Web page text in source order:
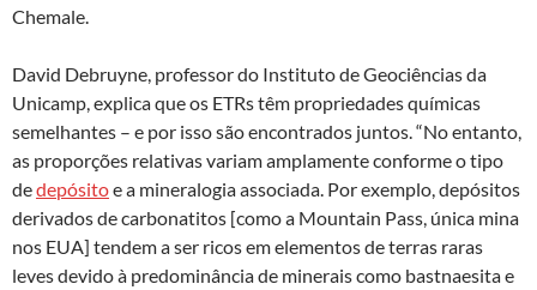
Chemale.
David Debruyne, professor do Instituto de Geociências da
Unicamp, explica que os ETRs têm propriedades químicas
semelhantes – e por isso são encontrados juntos. “No entanto,
as proporções relativas variam amplamente conforme o tipo
dedepósitoe a mineralogia associada. Por exemplo, depósitos
derivados de carbonatitos [como a Mountain Pass, única mina
nos EUA] tendem a ser ricos em elementos de terras raras
leves devido à predominância de minerais como bastnaesita e